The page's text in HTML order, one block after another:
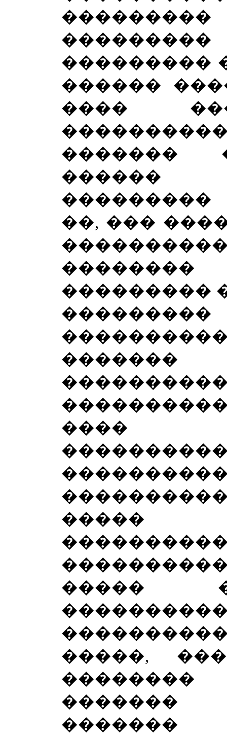
���������
������
����
�������
������
��, ���
���������
����
�����
�����
�����,